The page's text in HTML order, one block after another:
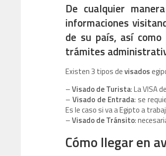
De cualquier
informaciones
de su país, así
trámites
Existen 3 tipos devisados
–Visado de Turista: La VISA
– Visado de Entrada: se
Es le caso si va a Egipto a
–Visado de Tránsito:
Cómo llegar en